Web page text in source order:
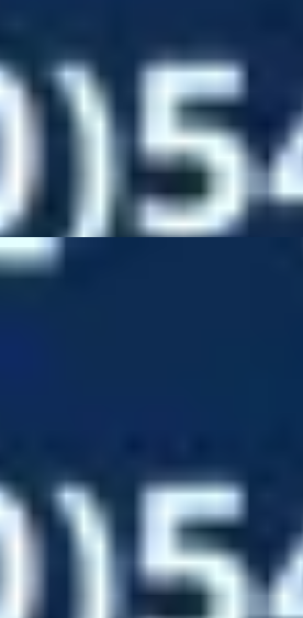
· Handgeschakeld
· Denekamp 4,5
)
· Handgeschakeld
· Denekamp
)